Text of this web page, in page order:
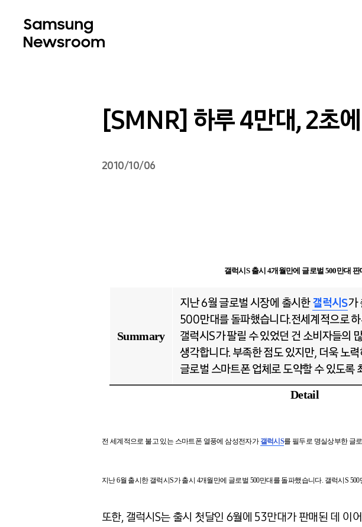
[SMNR] 하루 4만대, 2초
2010/10/06
갤럭시S 출시 4개월만에 글로벌 500만대 판
Summary
지난 6월 글로벌 시장에 출시한갤럭시S가
500만대를 돌파했습니다.전세계적으로
갤럭시S가 팔릴 수 있었던 건 소비자들의
생각합니다. 부족한 점도 있지만, 더욱 노
글로벌 스마트폰 업체로 도약할 수 있도록
Detail
전 세계적으로 불고 있는 스마트폰 열풍에 삼성전자가 갤럭시S를 필두로 명실상부한 글
지난 6월 출시한 갤럭시S가 출시 4개월만에 글로벌 500만대를 돌파했습니다. 갤럭시S
또한, 갤럭시S는 출시 첫달인 6월에 53만대가 판매된 데